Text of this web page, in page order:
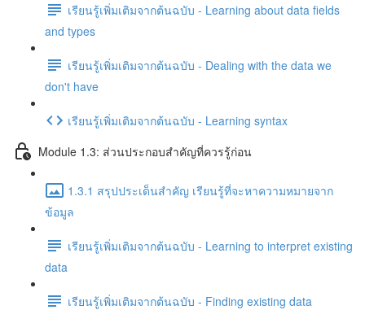
เรียนรู้เพิ่มเติมจากต้นฉบับ - Learning about data fields
and types
เรียนรู้เพิ่มเติมจากต้นฉบับ - Dealing with the data we
don't have
เรียนรู้เพิ่มเติมจากต้นฉบับ - Learning syntax
Module 1.3: ส่วนประกอบสำคัญที่ควรรู้ก่อน
1.3.1 สรุปประเด็นสำคัญ เรียนรู้ที่จะหาความหมายจาก
ข้อมูล
เรียนรู้เพิ่มเติมจากต้นฉบับ - Learning to interpret existing
data
เรียนรู้เพิ่มเติมจากต้นฉบับ - Finding existing data